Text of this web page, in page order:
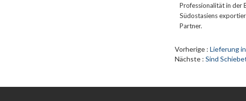
Professionalität in der
Südostasiens
Partner.
Vorherige Lieferung
Nächste Sind